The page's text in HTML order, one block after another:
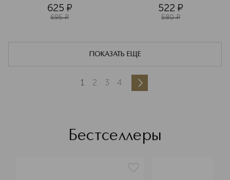
широкими зубьями
сиреневая
625 ¤
695 ¤
ароматом жасмина мини
522 ¤
580 ¤
ПОКАЗАТЬ ЕЩЕ
1 2 3 4
Бестселлеры